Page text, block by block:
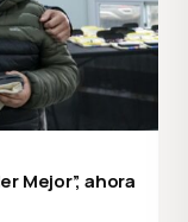
Mejor”, ahora